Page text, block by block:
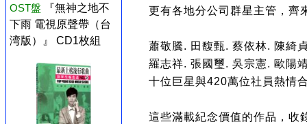
OST盤
『無神之地不
下雨 電視原聲帶（台
湾版）』 CD1枚組
更有各地分公司群星主管，齊
蕭敬騰. 田馥甄. 蔡依林. 陳綺
羅志祥. 張國璽. 吳宗憲. 歐陽
十位巨星與420萬位社員熱情
這些滿載紀念價值的作品，收